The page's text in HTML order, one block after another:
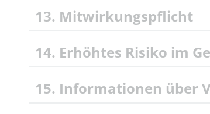
13. Mitwirkungspflicht
14. Erhöhtes Risiko im
15. Informationen über